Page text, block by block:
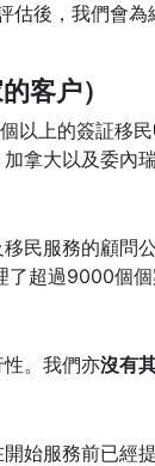
後，我們會
客户）
以上的簽証移
拿大以及委內瑞
民服務的顧問
超過9000個
。我們亦沒有
始服務前已經